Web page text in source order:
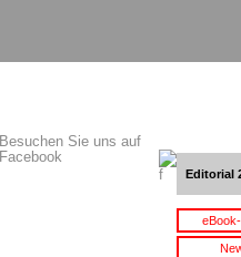
Besuchen Sie uns auf
Facebook
Editorial